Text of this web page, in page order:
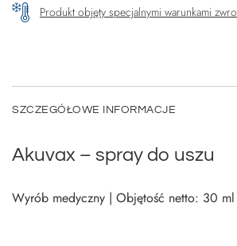
Produkt objęty specjalnymi warunkami
SZCZEGÓŁOWE INFORMACJE
Akuvax – spray do uszu
Wyrób medyczny | Objętość netto: 30 ml